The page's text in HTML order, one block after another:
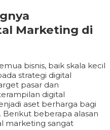
Marketing di
bisnis, baik skala kecil
strategi digital
pasar dan
digital
aset berharga bagi
beberapa alasan
marketing sangat